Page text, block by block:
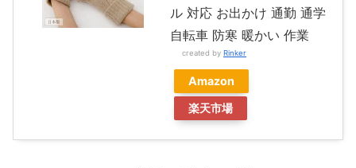
ル 対応 お出かけ 通勤 通学
自転車 防寒 暖かい 作業
created by Rinker
Amazon
楽天市場